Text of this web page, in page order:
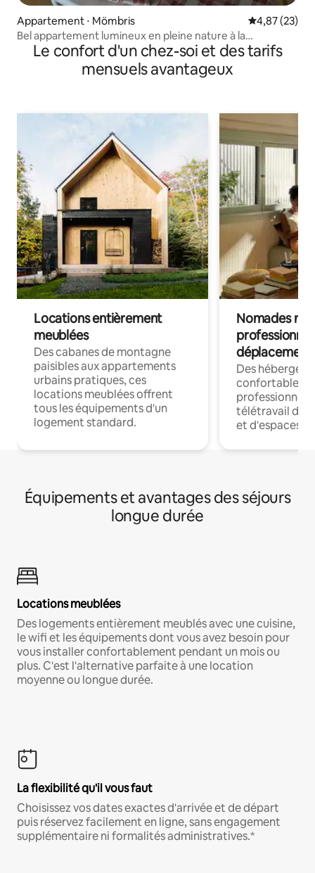
Appartement ⋅ Mömbris Évaluation
4,87 (23)
Bel appartement lumineux en pleine nature à la
campagne
Le confort d'un chez-soi et des tarifs
mensuels avantageux
Locations entièrement
meublées
Des cabanes de montagne
paisibles aux appartements
urbains pratiques, ces
locations meublées offrent
tous les équipements d'un
logement standard.
Nomades
déplacement
Des
confortables
professionnels
télétravail
et d'espaces
Équipements et avantages des séjours
longue durée
Locations meublées
Des logements entièrement meublés avec une cuisine,
le wifi et les équipements dont vous avez besoin pour
vous installer confortablement pendant un mois ou
plus. C'est l'alternative parfaite à une location
moyenne ou longue durée.
La flexibilité qu'il vous faut
Choisissez vos dates exactes d'arrivée et de départ
puis réservez facilement en ligne, sans engagement
supplémentaire ni formalités administratives.*